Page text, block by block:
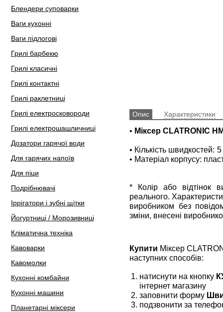
Блендери суповарки
Ваги кухонні
Ваги підлогові
Грилі барбекю
Грилі класичні
Грилі контактні
Грилі раклетниці
Грилі електросковороди
Грилі електрошашличниці
Дозатори гарячої води
Для гарячих напоїв
Для піци
Подрібнювачі
Іррігатори і зубні щітки
Йогуртниці / Морозивниці
Кліматична техніка
Кавоварки
Кавомолки
Кухонні комбайни
Кухонні машини
Планетарні міксери
Опис Характеристики
• Міксер CLATRONIC
• Кількість швидкостей:
• Матеріал корпусу:
* Колір або відтінок
реального.
виробником без
зміни, внесені
Купити Міксер
наступних способів:
натиснути на кнопку
інтернет магазину
заповнити форму
подзвонити за